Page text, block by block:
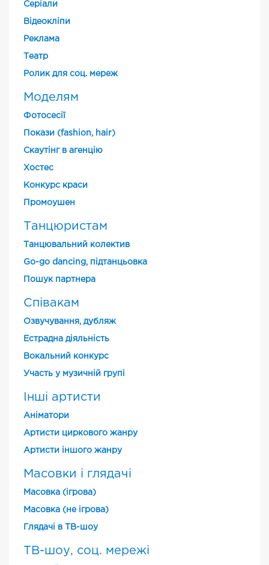
Cеріали
Відеокліпи
Реклама
Театр
Ролик для соц. мереж
Моделям
Фотосесії
Покази (fashion, hair)
Скаутінг в агенцію
Хостес
Конкурс краси
Промоушен
Танцюристам
Танцювальний колектив
Go-go dancing, підтанцьовка
Пошук партнера
Співакам
Озвучування, дубляж
Естрадна діяльність
Вокальний конкурс
Участь у музичній групі
Інші артисти
Аніматори
Артисти циркового жанру
Артисти іншого жанру
Масовки і глядачі
Масовка (ігрова)
Масовка (не ігрова)
Глядачі в ТВ-шоу
ТВ-шоу, соц. мережі